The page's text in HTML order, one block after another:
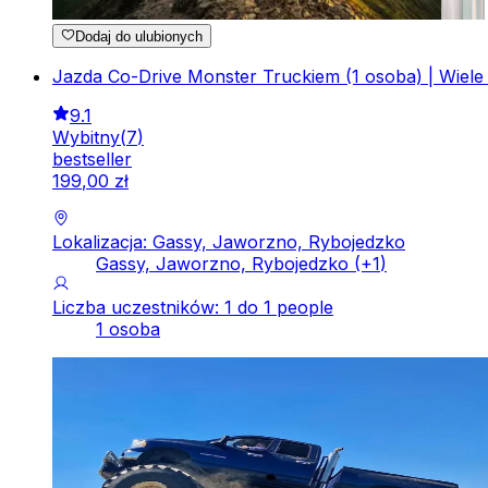
Dodaj do ulubionych
Jazda Co-Drive Monster Truckiem (1 osoba) | Wiele
9.1
Wybitny(7)
bestseller
199,00 zł
Lokalizacja: Gassy, Jaworzno, Rybojedzko
Gassy, Jaworzno, Rybojedzko (+1)
Liczba uczestników: 1 do 1 people
1 osoba